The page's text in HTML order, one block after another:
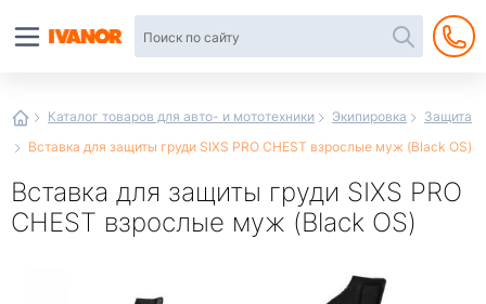
Каталог товаров для авто- и мототехники Экипировка
Защита
Вставка для защиты груди SIXS PRO CHEST взрослые муж (Black OS)
Вставка для защиты груди SIXS PRO
CHEST взрослые муж (Black OS)
интернет-